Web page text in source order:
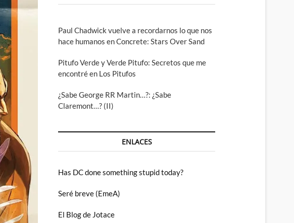
Paul Chadwick vuelve a recordarnos lo que nos
hace humanos en Concrete: Stars Over Sand
Pitufo Verde y Verde Pitufo: Secretos que me
encontré en Los Pitufos
¿Sabe George RR Martin…?: ¿Sabe
Claremont…? (II)
ENLACES
Has DC done something stupid today?
Seré breve (EmeA)
El Blog de Jotace